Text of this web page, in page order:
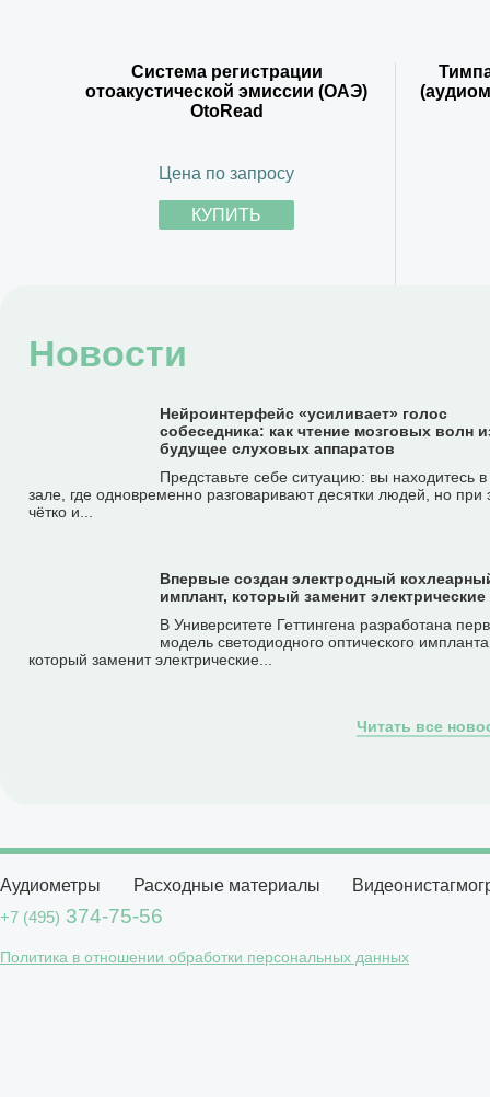
Система регистрации
отоакустической эмиссии (ОАЭ)
OtoRead
Цена по запросу
КУПИТЬ
Новости
Нейроинтерфейс «усиливает» голос
собеседника: как чтение мозговых волн
будущее слуховых аппаратов
Представьте себе ситуацию: вы находитесь
зале, где одновременно разговаривают десятки людей, но при
чётко и...
Впервые создан электродный
имплант, который заменит электрические
В Университете Геттингена разработана
модель светодиодного оптического
который заменит электрические...
Читать все
Аудиометры Расходные материалы
+7 (495) 374-75-56
Политика в отношении обработки персональных данных